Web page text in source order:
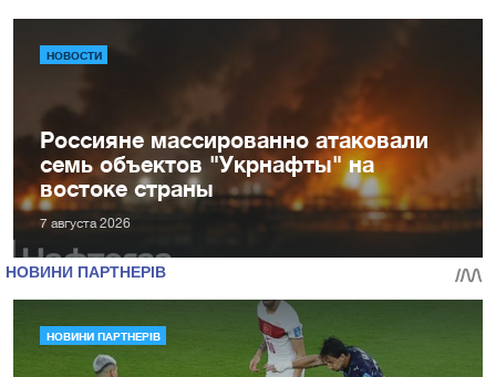
НОВОСТИ
Россияне массированно атаковали
семь объектов "Укрнафты" на
востоке страны
7 августа 2026